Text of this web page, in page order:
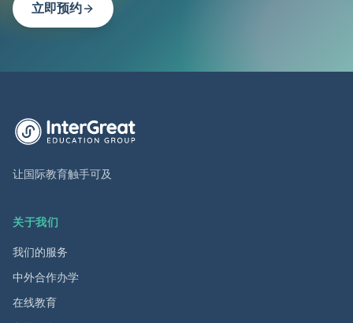
立即预约
英萃国际教育集团首页
让国际教育触手可及
关于我们
我们的服务
中外合作办学
在线教育